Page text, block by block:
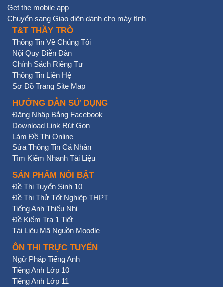
Get the mobile app
Chuyển sang Giao diện dành cho máy tính
T&T THẦY TRÒ
Thông Tin Về Chúng Tôi
Nội Quy Diễn Đàn
Chính Sách Riêng Tư
Thông Tin Liên Hệ
Sơ Đồ Trang Site Map
HƯỚNG DẪN SỬ DỤNG
Đăng Nhập Bằng Facebook
Download Link Rút Gọn
Làm Đề Thi Online
Sửa Thông Tin Cá Nhân
Tìm Kiếm Nhanh Tài Liệu
SẢN PHẨM NỔI BẬT
Đề Thi Tuyển Sinh 10
Đề Thi Thử Tốt Nghiệp THPT
Tiếng Anh Thiếu Nhi
Đề Kiểm Tra 1 Tiết
Tài Liệu Mã Nguồn Moodle
ÔN THI TRỰC TUYẾN
Ngữ Pháp Tiếng Anh
Tiếng Anh Lớp 10
Tiếng Anh Lớp 11